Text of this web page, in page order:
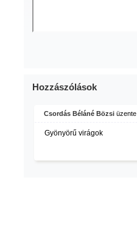
Hozzászólások
Csordás Béláné Bözsiüzente
Gyönyörű virágok